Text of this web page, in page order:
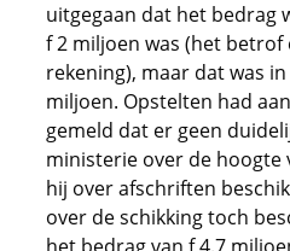
uitgegaan dat het bedrag
f 2 miljoen was (het betrof
rekening), maar dat was
miljoen. Opstelten had
gemeld dat er geen
ministerie over de hoogte
hij over afschriften
over de schikking toch